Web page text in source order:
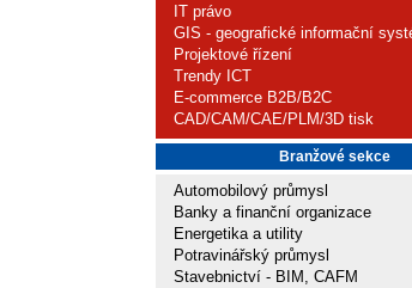
IT právo
GIS - geografické informační
Projektové řízení
Trendy ICT
E-commerce B2B/B2C
CAD/CAM/CAE/PLM/3D tisk
Branžové sekce
Automobilový průmysl
Banky a finanční organizace
Energetika a utility
Potravinářský průmysl
Stavebnictví - BIM, CAFM